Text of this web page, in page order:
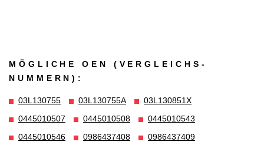
MÖGLICHE OEN (VERGLEICHS­
NUMMERN):
03L130755 03L130755A
03L130851X
0445010507
0445010508
0445010543
0445010546
0986437408
0986437409